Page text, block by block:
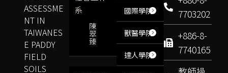
7703202
+886-8-
7740165
國際學院
獸醫學院
達人學院
系
陳
翠
臻
ASSESSME
NT IN
TAIWANES
E PADDY
FIELD
SOILS